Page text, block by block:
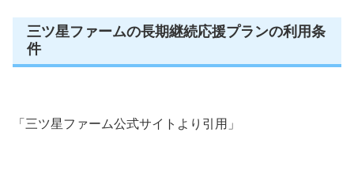
三ツ星ファームの長期継続応援プランの利用条
件
「三ツ星ファーム公式サイトより引用」